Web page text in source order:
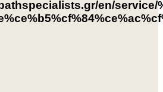
en/service/